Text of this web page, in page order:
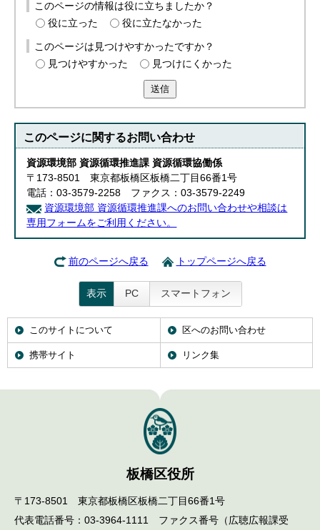
このページの情報は役に立ちましたか？
役に立った
役に立たなかった
このページは見つけやすかったですか？
見つけやすかった
見つけにくかった
送信
このページに関するお問い合わせ
資源環境部 資源循環推進課 資源循環協働係
〒173-8501 東京都板橋区板橋二丁目66番1号
電話：03-3579-2258 ファクス：03-3579-2249
資源環境部 資源循環推進課へのお問い合わせや相談は
専用フォームをご利用ください。
前のページへ戻る トップページへ戻る
表示 PC スマートフォン
このサイトについて 区へのお問い合わせ
携帯サイト リンク集
板橋区役所
〒173-8501 東京都板橋区板橋二丁目66番1号
代表電話番号：03-3964-1111 ファクス番号（広聴広報課受